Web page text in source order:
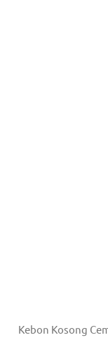
Kebon Kosong